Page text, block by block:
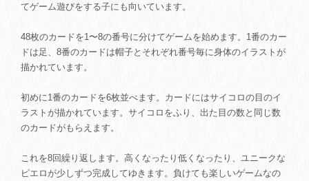
てゲーム遊びをする子にも向いています。
48枚のカードを1〜8の番号に分けてゲームを始めます。1番のカー
ドは足、8番のカードは帽子とそれぞれ番号毎に身体のイラストが
描かれています。
初めに1番のカードを6枚並べます。カードにはサイコロの目のイ
ラストが描かれています。サイコロをふり、出た目の数と同じ数
のカードがもらえます。
これを8回繰り返します。高くなったり低くなったり、ユニークな
ピエロが少しずつ完成してゆきます。負けても楽しいゲームなの